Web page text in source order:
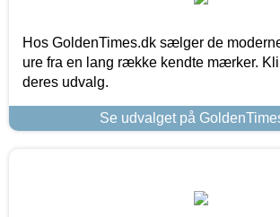
Hos GoldenTimes.dk sælger de
ure fra en lang række kendte mærker.
deres udvalg.
Se udvalget på